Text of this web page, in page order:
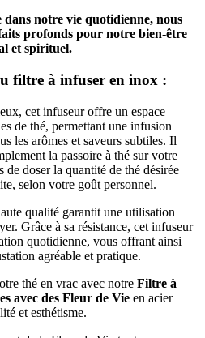
notre vie quotidienne, nous
profonds pour notre bien-être
et spirituel.
filtre à infuser en inox :
cet infuseur offre un espace
de thé, permettant une infusion
les arômes et saveurs subtiles. Il
la passoire à thé sur votre
de doser la quantité de thé désirée
selon votre goût personnel.
qualité garantit une utilisation
Grâce à sa résistance, cet infuseur
quotidienne, vous offrant ainsi
agréable et pratique.
thé en vrac avec notre Filtre à
avec des Fleur de Vie en acier
et esthétisme.